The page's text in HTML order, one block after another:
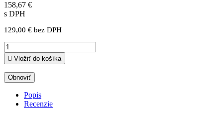
158,67 €
s DPH
129,00 € bez DPH
 Vložiť do košíka
Popis
Recenzie